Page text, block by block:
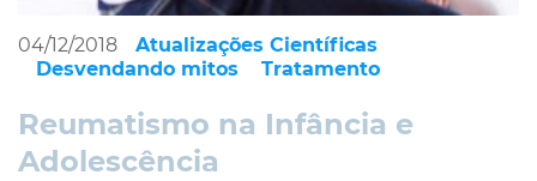
04/12/2018
Atualizações Científicas
Desvendando mitos
Tratamento
Reumatismo na Infância e
Adolescência